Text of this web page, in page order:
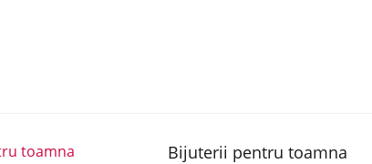
Bijuterii pentru toamna